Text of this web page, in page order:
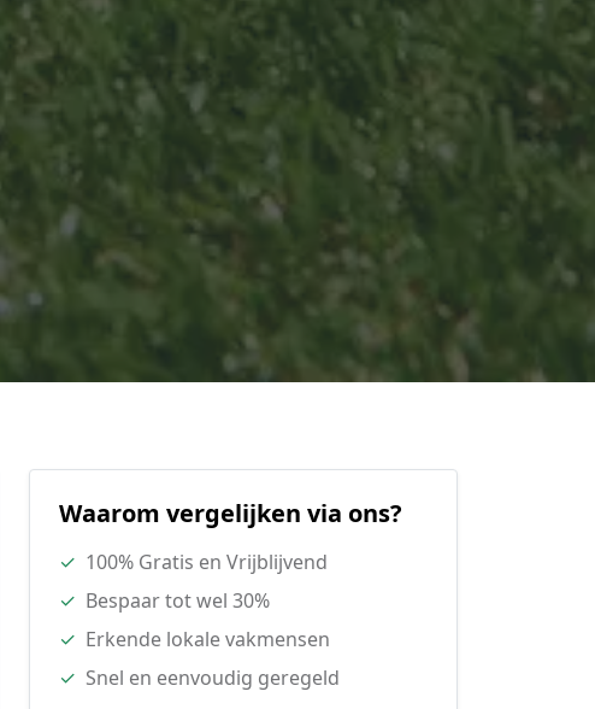
Waarom vergelijken via ons?
✓ 100% Gratis en Vrijblijvend
✓ Bespaar tot wel 30%
✓ Erkende lokale vakmensen
✓ Snel en eenvoudig geregeld